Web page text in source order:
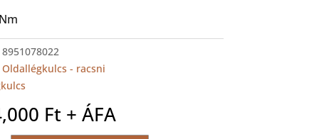
8951078022
Oldallégkulcs - racsni
Ft + ÁFA